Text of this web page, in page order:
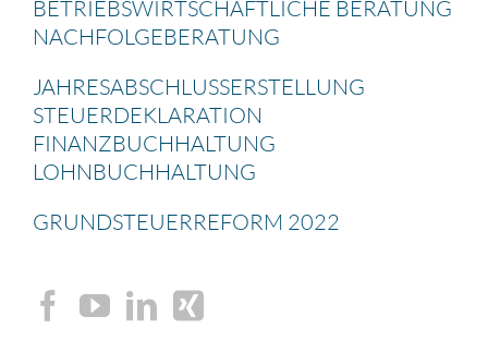
BETRIEBS­WIRT­SCHAFT­LICHE BERATUNG
NACHFOL­GE­BE­RA­TUNG
JAHRES­AB­SCHLUSS­ERSTEL­LUNG
STEUER­DE­KLA­RA­TION
FINANZ­BUCH­HAL­TUNG
LOHNBUCH­HAL­TUNG
GRUND­STEU­ER­RE­FORM 2022